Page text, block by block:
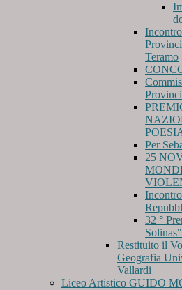
Teramo
Per
25
32 °
Solinas"
Restituito il
Geografia
Vallardi
Liceo Artistico GUIDO